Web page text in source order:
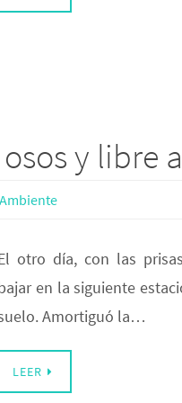
y libre
otro día, con las
en la siguiente
Amortiguó la…
LEER